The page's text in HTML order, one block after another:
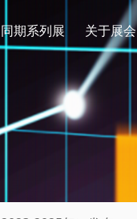
同期系列展 关于展会